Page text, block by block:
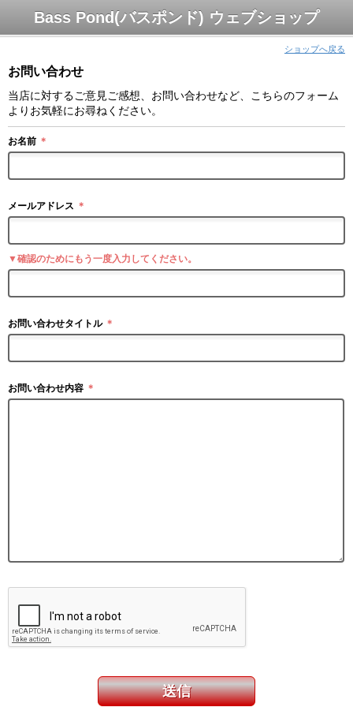
Bass Pond(バスポンド) ウェブショップ
ショップへ戻る
お問い合わせ
当店に対するご意見ご感想、お問い合わせなど、こちらのフォーム
よりお気軽にお尋ねください。
お名前 ＊
メールアドレス ＊
▼確認のためにもう一度入力してください。
お問い合わせタイトル ＊
お問い合わせ内容 ＊